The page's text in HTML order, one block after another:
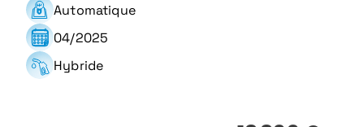
Automatique
04/2025
Hybride